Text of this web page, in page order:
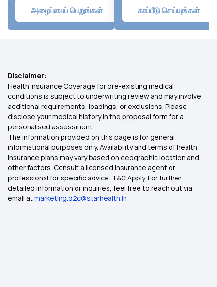
அழைப்பைப் பெறுங்கள் காப்பீடு செய்யுங்கள்
Disclaimer:
Health Insurance Coverage for pre-existing medical
conditions is subject to underwriting review and may involve
additional requirements, loadings, or exclusions. Please
disclose your medical history in the proposal form for a
personalised assessment.
The information provided on this page is for general
informational purposes only. Availability and terms of health
insurance plans may vary based on geographic location and
other factors. Consult a licensed insurance agent or
professional for specific advice. T&C Apply. For further
detailed information or inquiries, feel free to reach out via
email atmarketing.d2c@starhealth.in